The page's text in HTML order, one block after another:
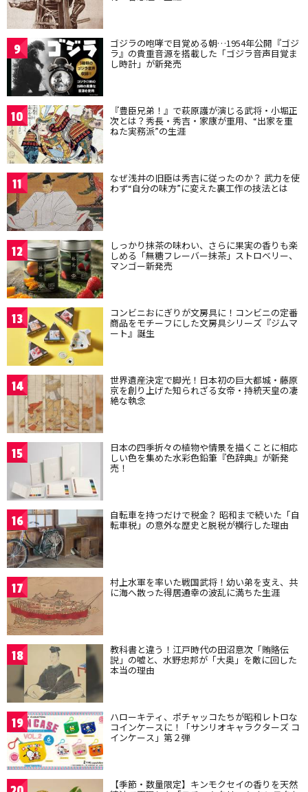
9 ゴジラの咆哮で目覚める朝…1954年公開『ゴジ
ラ』の貴重音源を搭載した「ゴジラ音声目覚ま
し時計」が新発売
10 『豊臣兄弟！』で萩原護が演じる武将・小堀正
次とは？秀長・秀吉・家康が重用、“出家を重
ねた実務派”の生涯
11 なぜ浅井の旧臣は秀吉に従ったのか？ 武力を使
わず“自分の味方”に変えた裏工作の技法とは
12 しっかり抹茶の味わい、さらに果実の香りも楽
しめる「無糖フレーバー抹茶」ストロベリー、
マンゴー新発売
13 コンビニおにぎりが文房具に！コンビニの定番
商品をモチーフにした文房具シリーズ『ジムマ
ート』誕生
14 世界遺産決定で脚光！日本初の巨大都城・藤原
京を創り上げた知られざる女帝・持統天皇の凄
絶な執念
15 日本の四季折々の植物や情景を描くことに相応
しい色を集めた水彩色鉛筆『色辞典』が新発
売！
16 自転車を持つだけで税金？ 昭和まで続いた「自
転車税」の意外な歴史と脱税が横行した理由
17 村上水軍を率いた戦国武将！幼い弟を支え、共
に海へ散った得居通幸の波乱に満ちた生涯
18 教科書と違う！江戸時代の田沼意次「賄賂伝
説」の嘘と、水野忠邦が「大奥」を敵に回した
本当の理由
19 ハローキティ、ポチャッコたちが昭和レトロな
コインケースに！「サンリオキャラクターズ コ
インケース」第２弾
【季節・数量限定】キンモクセイの香りを天然